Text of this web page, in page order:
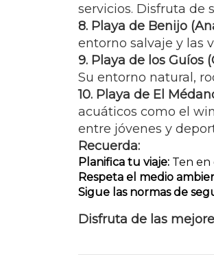
servicios. Disfruta de
8. Playa de Benijo
entorno salvaje y las
9. Playa de los Guíos
Su entorno natural,
10. Playa de El
acuáticos como el
entre jóvenes y
Recuerda:
Planifica tu viaje: Ten en
Respeta el medio
Sigue las normas de
Disfruta de las